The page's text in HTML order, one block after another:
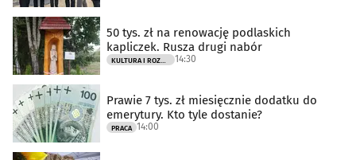
50 tys. zł na renowację podlaskich
kapliczek. Rusza drugi nabór
KULTURA I ROZRYWKA 14:30
Prawie 7 tys. zł miesięcznie dodatku do
emerytury. Kto tyle dostanie?
PRACA 14:00